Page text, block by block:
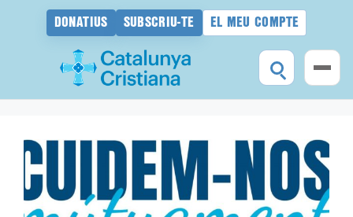
DONATIUS SUBSCRIU-TE EL MEU COMPTE
contingut